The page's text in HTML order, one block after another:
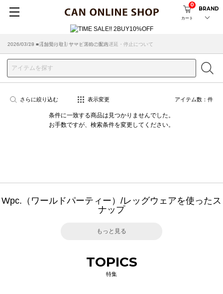
カート
0
BRAND
2026/07/29 ■【お知らせ】ヤマト運輸の配送遅延・停止について
2026/03/18 ■店舗受け取りサービスのご案内
さらに絞り込む 表示変更 アイテム数： 件
条件に一致する商品は見つかりませんでした。
お手数ですが、検索条件を変更してください。
Wpc.（ワールドパーティー）/レッグウェアを使ったス
ナップ
もっと見る
TOPICS
特集